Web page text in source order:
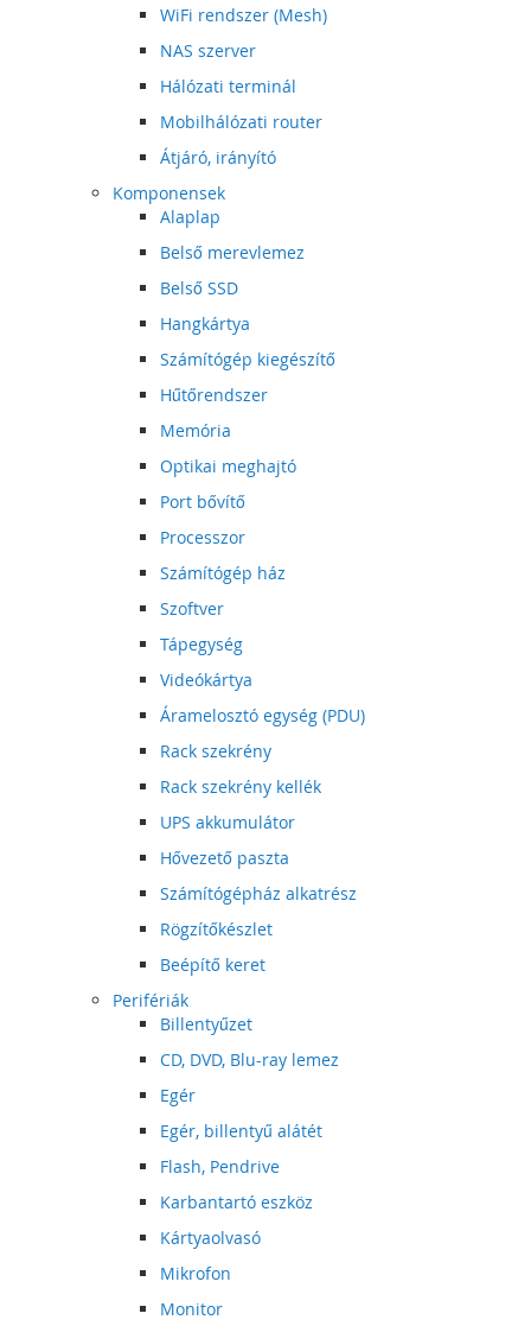
WiFi rendszer (Mesh)
NAS szerver
Hálózati terminál
Mobilhálózati router
Átjáró, irányító
Komponensek
Alaplap
Belső merevlemez
Belső SSD
Hangkártya
Számítógép kiegészítő
Hűtőrendszer
Memória
Optikai meghajtó
Port bővítő
Processzor
Számítógép ház
Szoftver
Tápegység
Videókártya
Áramelosztó egység (PDU)
Rack szekrény
Rack szekrény kellék
UPS akkumulátor
Hővezető paszta
Számítógépház alkatrész
Rögzítőkészlet
Beépítő keret
Perifériák
Billentyűzet
CD, DVD, Blu-ray lemez
Egér
Egér, billentyű alátét
Flash, Pendrive
Karbantartó eszköz
Kártyaolvasó
Mikrofon
Monitor